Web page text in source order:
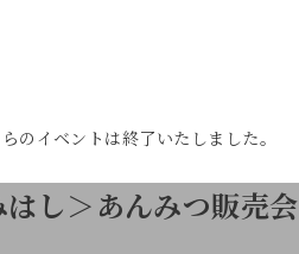
のイベントは終了いたしました。
はし＞あんみつ販売会